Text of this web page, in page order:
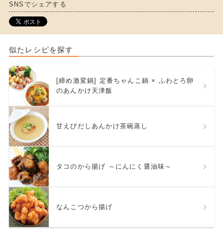
SNSでシェアする
似たレシピを探す
[締め激変鍋] 定番ちゃんこ鍋 × ふわとろ卵
のあんかけ天津飯
甘えびだしあんかけ茶碗蒸し
タコのから揚げ ～にんにく醤油味～
なんこつから揚げ